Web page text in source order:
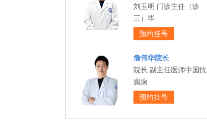
刘玉明 门诊主任（诊
三）毕
预约挂号
詹伟华院长
院长 副主任医师中国抗
癫痫
预约挂号